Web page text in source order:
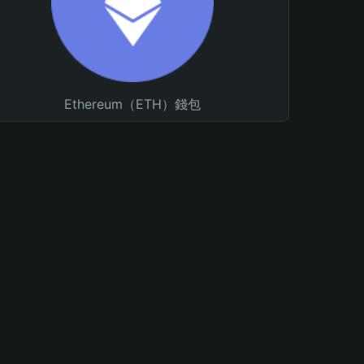
Ethereum（ETH）錢包